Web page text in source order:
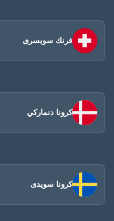
فرنك سويسرى
كرونا دنماركي
كرونا سويدى